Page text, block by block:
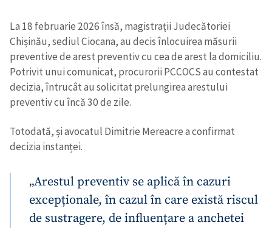
La 18 februarie 2026 însă, magistrații Judecătoriei
Chișinău, sediul Ciocana, au decis înlocuirea măsurii
preventive de arest preventiv cu cea de arest la domiciliu.
Potrivit unui comunicat, procurorii PCCOCS au contestat
decizia, întrucât au solicitat prelungirea arestului
preventiv cu încă 30 de zile.
Totodată, și avocatul Dimitrie Mereacre a confirmat
decizia instanței.
„Arestul preventiv se aplică în cazuri
excepționale, în cazul în care există riscul
de sustragere, de influențare a anchetei